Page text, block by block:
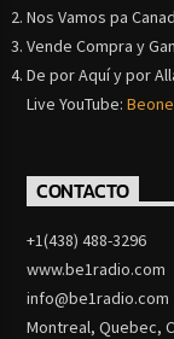
Nos Vamos pa
Vende Compra y
De por Aquí y por
Live YouTube:
CONTACTO
+1(438) 488-3296
www.be1radio.com
info@be1radio.com
Montreal, Quebec,